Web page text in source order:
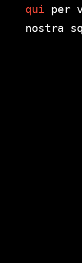
qui per
nostra